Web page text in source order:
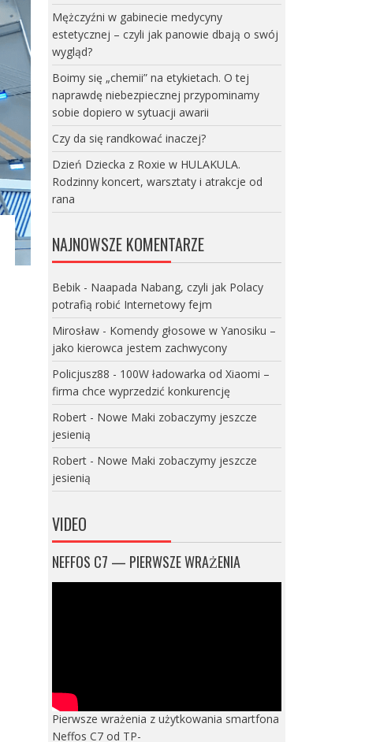
Mężczyźni w gabinecie medycyny
estetycznej – czyli jak panowie dbają o swój
wygląd?
Boimy się „chemii” na etykietach. O tej
naprawdę niebezpiecznej przypominamy
sobie dopiero w sytuacji awarii
Czy da się randkować inaczej?
Dzień Dziecka z Roxie w HULAKULA.
Rodzinny koncert, warsztaty i atrakcje od
rana
NAJNOWSZE KOMENTARZE
Bebik- Naapada Nabang, czyli jak Polacy
potrafią robić Internetowy fejm
Mirosław- Komendy głosowe w Yanosiku –
jako kierowca jestem zachwycony
Policjusz88 - 100W ładowarka od Xiaomi –
firma chce wyprzedzić konkurencję
Robert- Nowe Maki zobaczymy jeszcze
jesienią
Robert- Nowe Maki zobaczymy jeszcze
jesienią
VIDEO
NEFFOS C7 — PIERWSZE WRAŻENIA
Pierwsze wrażenia z użytkowania smartfona
Neffos C7 od TP-